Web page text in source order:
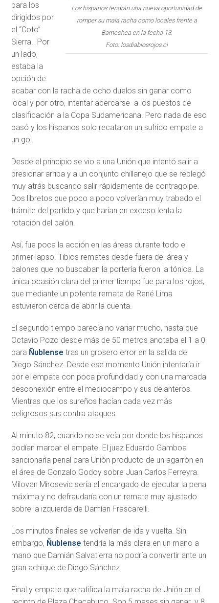
Los hispanos tendrán una nueva oportunidad de
romper su mala racha como locales frente a
Barnechea en la fecha 13.
Foto: losdiablosrojos.cl
para los
dirigidos por
el “Coto”
Sierra. Por
un lado,
estaba la
opción de
acabar con la racha de ocho duelos sin ganar como
local y por otro, intentar acercarse a los puestos de
clasificación a la Copa Sudamericana. Pero nada de eso
pasó y los hispanos solo recataron un sufrido empate a
un gol.
Desde el principio se vio a una Unión que intentó salir a
presionar arriba y a un conjunto chillanejo que se replegó
muy atrás buscando salir rápidamente de contragolpe.
Dos libretos que poco a poco volverían muy trabado el
trámite del partido y que harían en exceso lenta la
rotación del balón.
Así, fue poca la acción en las áreas durante todo el
primer lapso. Tibios remates desde fuera del área y
balones que no buscaban la portería fueron la tónica. La
única ocasión clara del primer tiempo fue para los rojos,
que mediante un potente remate de René Lima
estuvieron cerca de abrir la cuenta.
El segundo tiempo parecía no variar mucho, hasta que
Octavio Pozo desde más de 50 metros anotaba el 1 a 0
para Ñublense tras un grosero error en la salida de
Diego Sánchez. Desde ese momento Unión intentaría ir
por el empate con poca profundidad y con una marcada
desconexión entre el mediocampo y sus delanteros.
Mientras que los sureños hacían cada vez más
peligrosos sus contra ataques.
Al minuto 82, cuando no se veía por donde los hispanos
podían marcar el empate. El juez Eduardo Gamboa
sancionaría penal para Unión producto de un agarrón en
el área de Gonzalo Godoy sobre Juan Carlos Ferreyra.
Milovan Mirosevic sería el encargado de ejecutar la pena
máxima y no defraudaría con un remate muy ajustado
sobre la izquierda de Damían Frascarelli.
Los minutos finales se volverían de ida y vuelta. Sin
embargo, Ñublense tendría la más clara en un mano a
mano que Damián Salvatierra no podría convertir ante un
gran achique de Diego Sánchez.
Final y empate que ratifica la mala racha de Unión en el